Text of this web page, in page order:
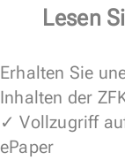
Lesen
Erhalten Sie
Inhalten der
✓ Vollzugriff
ePaper